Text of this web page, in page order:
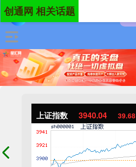
上证指数 3940.04 39.68
创通网 相关话题